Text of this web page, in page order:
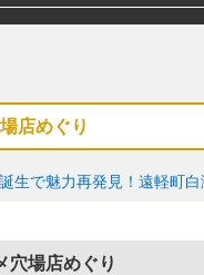
店めぐり
生で魅力再発見！遠軽町
穴場店めぐり